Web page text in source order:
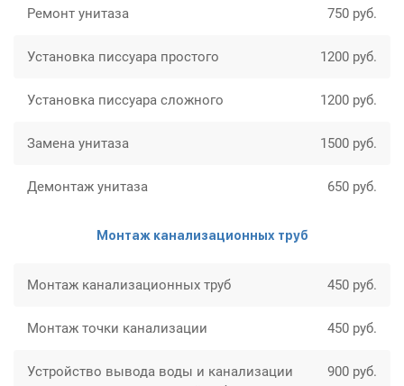
Ремонт унитаза 750 руб.
Установка писсуара простого 1200 руб.
Установка писсуара сложного 1200 руб.
Замена унитаза 1500 руб.
Демонтаж унитаза 650 руб.
Монтаж канализационных труб
Монтаж канализационных труб 450 руб.
Монтаж точки канализации 450 руб.
Устройство вывода воды и канализации
900 руб.